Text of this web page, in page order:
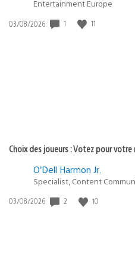
Entertainment Europe
Date
03/08/2026 1 11
Choix des joueurs : Votez pour
O’Dell Harmon Jr.
Specialist, Content
Date
03/08/2026 2 10